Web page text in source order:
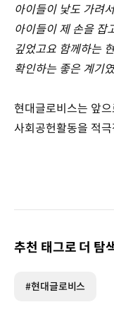
아이들이 낯도 가려
아이들이 제 손을 잡
깊었고요 함께하는
확인하는 좋은 계기
현대글로비스는 앞
사회공헌활동을 적
추천 태그로 더 탐
#현대글로비스